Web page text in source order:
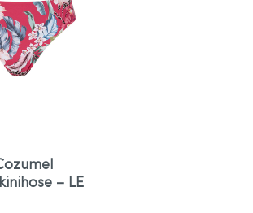
– LE